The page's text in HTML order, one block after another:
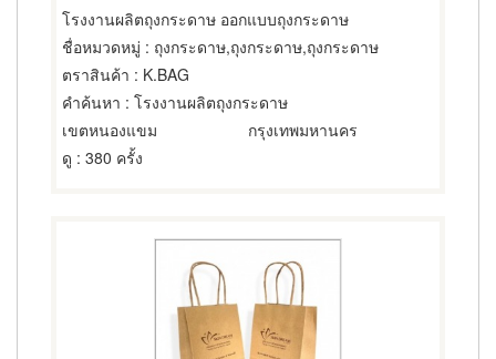
โรงงานผลิตถุงกระดาษ ออกแบบถุงกระดาษ
ชื่อหมวดหมู่ : ถุงกระดาษ,ถุงกระดาษ,ถุงกระดาษ
ตราสินค้า : K.BAG
คำค้นหา : โรงงานผลิตถุงกระดาษ
เขตหนองแขม
กรุงเทพมหานคร
ดู : 380 ครั้ง